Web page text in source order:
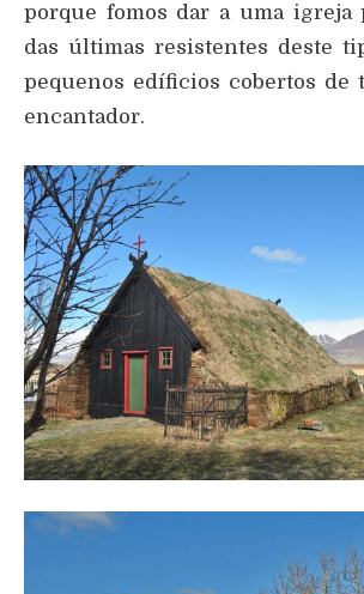
porque fomos dar a uma igreja
das últimas resistentes deste
pequenos edíficios cobertos de
encantador.